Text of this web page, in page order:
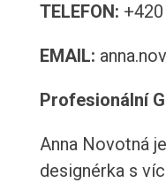
TELEFON:
EMAIL:
Profesionální
Anna Novotná
designérka s